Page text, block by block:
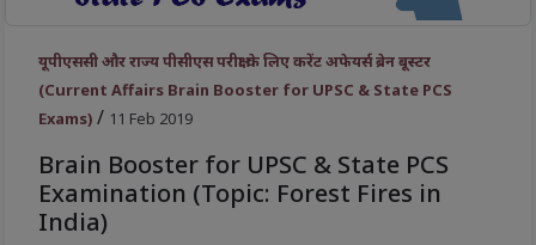
यूपीएससी और राज्य पीसीएस परीक्षा के लिए करेंट अफेयर्स ब्रेन बूस्टर
(Current Affairs Brain Booster for UPSC & State PCS
Exams) / 11 Feb 2019
Brain Booster for UPSC & State PCS
Examination (Topic: Forest Fires in
India)